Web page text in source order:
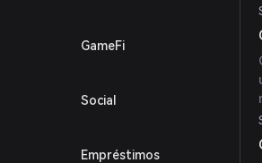
GameFi
Social
Empréstimos